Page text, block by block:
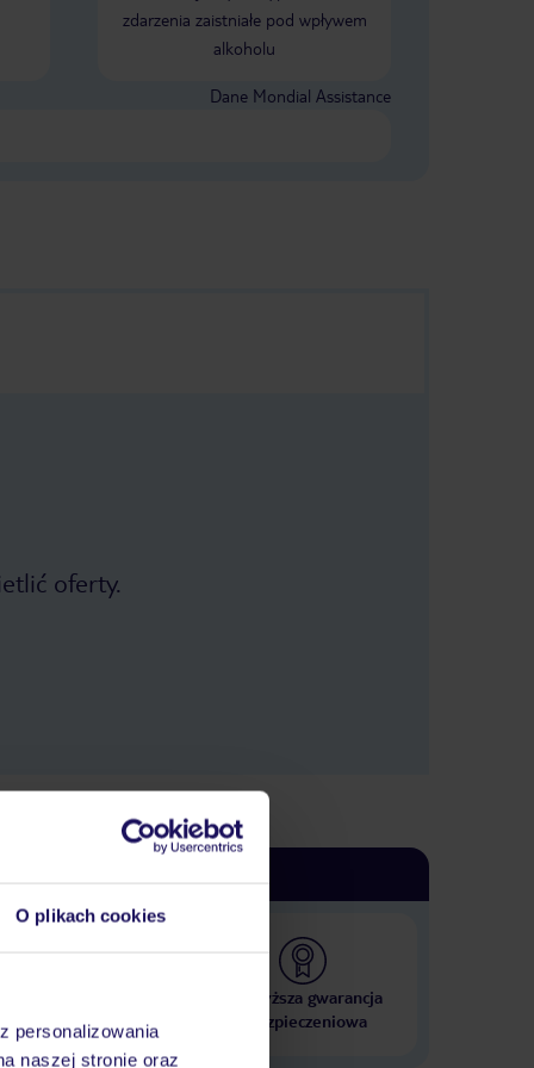
O plikach cookies
personalizowania
naszej stronie oraz
Generalnie hotel polecam.Minusy są
tylko małym ułamkiem plusów
zdarzenia zaistniałe pod wpływem
alkoholu
Dane Mondial Assistance
oferty.
krajach
Najwyższa gwarancja
ubezpieczeniowa